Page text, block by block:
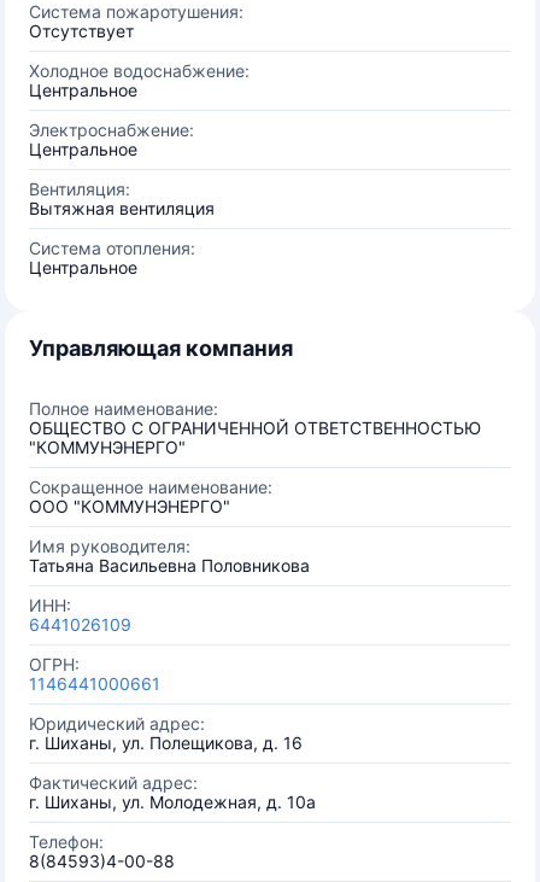
Система пожаротушения:
Отсутствует
Холодное водоснабжение:
Центральное
Электроснабжение:
Центральное
Вентиляция:
Вытяжная вентиляция
Система отопления:
Центральное
Управляющая компания
Полное наименование:
ОБЩЕСТВО С ОГРАНИЧЕННОЙ ОТВЕТСТВЕННОСТЬЮ
"КОММУНЭНЕРГО"
Сокращенное наименование:
ООО "КОММУНЭНЕРГО"
Имя руководителя:
Татьяна Васильевна Половникова
ИНН:
6441026109
ОГРН:
1146441000661
Юридический адрес:
г. Шиханы, ул. Полещикова, д. 16
Фактический адрес:
г. Шиханы, ул. Молодежная, д. 10а
Телефон:
8(84593)4-00-88